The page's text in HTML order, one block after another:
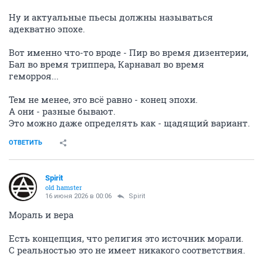
Ну и актуальные пьесы должны называться
адекватно эпохе.
Вот именно что-то вроде - Пир во время дизентерии,
Бал во время триппера, Карнавал во время
геморроя...
Тем не менее, это всё равно - конец эпохи.
А они - разные бывают.
Это можно даже определять как - щадящий вариант.
ОТВЕТИТЬ
Spirit
old hamster
16 июня 2026 в 00:06 Spirit
Мораль и вера
Есть концепция, что религия это источник морали.
С реальностью это не имеет никакого соответствия.